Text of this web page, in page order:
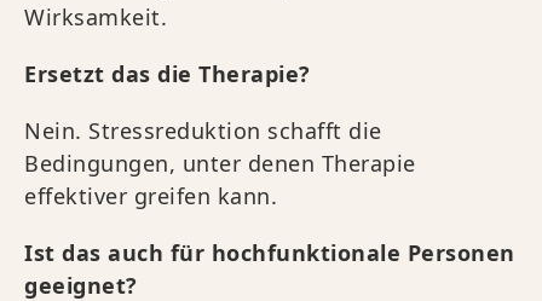
Wirksamkeit.
Ersetzt das die Therapie?
Nein. Stressreduktion schafft die
Bedingungen, unter denen Therapie
effektiver greifen kann.
Ist das auch für hochfunktionale Personen
geeignet?